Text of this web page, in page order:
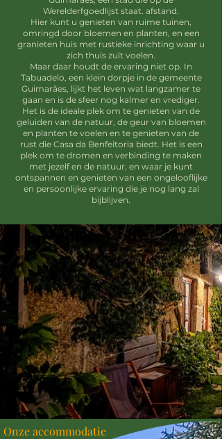
Werelderfgoedlijst staat. afstand.
Hier kunt u genieten van ruime tuinen,
omringd door bloemen en planten, en een
granieten huis met rustieke inrichting waar u
zich thuis zult voelen.
Maar daar houdt de ervaring niet op. In
Tabuadelo, een klein dorpje in de gemeente
Guimarães, lijkt het leven wat langzamer te
gaan en is de sfeer nog kalmer en vrediger.
Het is de ideale plek om te genieten van de
geluiden van de natuur, de geur van bloemen
en planten te voelen en te genieten van de
rust die Casa da Benfeitoria biedt. Het is een
plek om te dromen en verbinding te maken
met jezelf en de natuur, en waar je kunt
ontspannen en genieten van een ongelooflijke
en persoonlijke ervaring die je nog lang zal
bijblijven.
Onze accommodatie